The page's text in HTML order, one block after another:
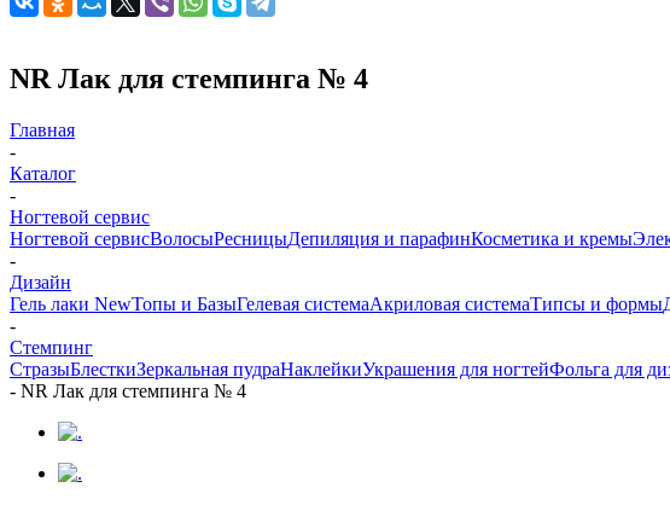
NR Лак для стемпинга № 4
Главная
-
Каталог
-
Ногтевой сервис
Ногтевой сервисВолосыРесницыДепиляция и парафинКосметика и кремы
-
Дизайн
Гель лаки NewТопы и БазыГелевая системаАкриловая системаТипсы и формы
-
Стемпинг
СтразыБлесткиЗеркальная пудраНаклейкиУкрашения для ногтейФольга для
- NR Лак для стемпинга № 4